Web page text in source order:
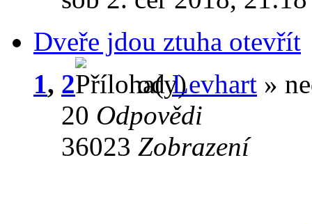
Dveře jdou ztuha otevřít
1, 2 odLevhart »
20 Odpovědi
36023 Zobrazení